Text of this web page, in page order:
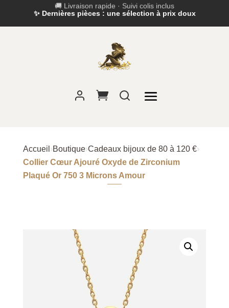
✨ Dernières pièces : une sélection à prix doux
Accueil ›Boutique›Cadeaux bijoux de 80 à 120 €›
Collier Cœur Ajouré Oxyde de Zirconium
Plaqué Or 750 3 Microns Amour